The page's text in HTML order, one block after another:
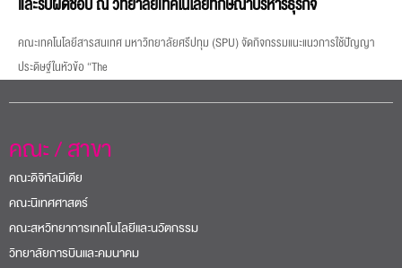
คณะเทคโนโลยีสารสนเทศ มหาวิทยาลัยศรีปทุม (SPU) จัดกิจกรรมแนะแนวการใช้ปัญญา
ประดิษฐ์ในหัวข้อ “The
คณะ / สาขา
คณะดิจิทัลมีเดีย
คณะนิเทศศาสตร์
คณะสหวิทยาการเทคโนโลยีและนวัตกรรม
วิทยาลัยการบินและคมนาคม